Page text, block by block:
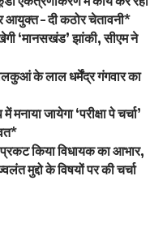
आयुक्त – दी कठोर चेतावनी*
‘मानसखंड’ झांकी, सीएम ने
के लाल धर्मेंद्र गंगवार का
जायेगा ‘परीक्षा पे चर्चा’
किया विधायक का आभार,
मुद्दो के विषयों पर की चर्चा